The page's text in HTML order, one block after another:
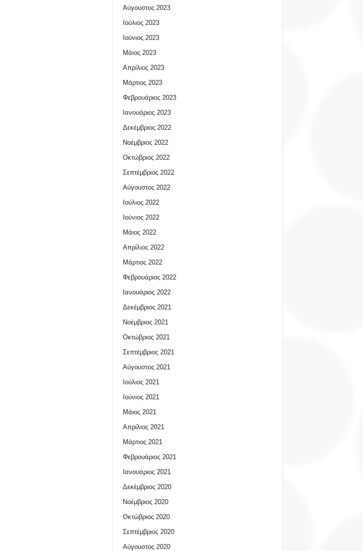
Αύγουστος 2023
Ιούλιος 2023
Ιούνιος 2023
Μάιος 2023
Απρίλιος 2023
Μάρτιος 2023
Φεβρουάριος 2023
Ιανουάριος 2023
Δεκέμβριος 2022
Νοέμβριος 2022
Οκτώβριος 2022
Σεπτέμβριος 2022
Αύγουστος 2022
Ιούλιος 2022
Ιούνιος 2022
Μάιος 2022
Απρίλιος 2022
Μάρτιος 2022
Φεβρουάριος 2022
Ιανουάριος 2022
Δεκέμβριος 2021
Νοέμβριος 2021
Οκτώβριος 2021
Σεπτέμβριος 2021
Αύγουστος 2021
Ιούλιος 2021
Ιούνιος 2021
Μάιος 2021
Απρίλιος 2021
Μάρτιος 2021
Φεβρουάριος 2021
Ιανουάριος 2021
Δεκέμβριος 2020
Νοέμβριος 2020
Οκτώβριος 2020
Σεπτέμβριος 2020
Αύγουστος 2020